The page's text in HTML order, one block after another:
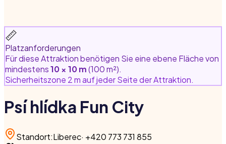
📏
Platzanforderungen
Für diese Attraktion benötigen Sie eine ebene Fläche von
mindestens10 × 10 m(100 m²).
Sicherheitszone 2 m auf jeder Seite der Attraktion.
Psí hlídka Fun City
Standort:Liberec· +420 773 731 855